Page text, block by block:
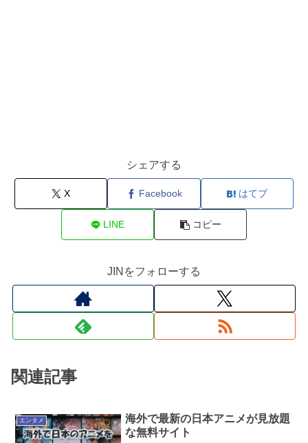
シェアする
X Facebook はてブ
LINE コピー
JINをフォローする
関連記事
エンタメ
海外で最新の日本アニメが見放題
な無料サイト